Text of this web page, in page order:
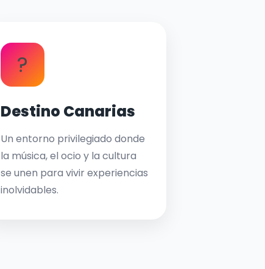
?
Destino Canarias
Un entorno privilegiado donde
la música, el ocio y la cultura
se unen para vivir experiencias
inolvidables.